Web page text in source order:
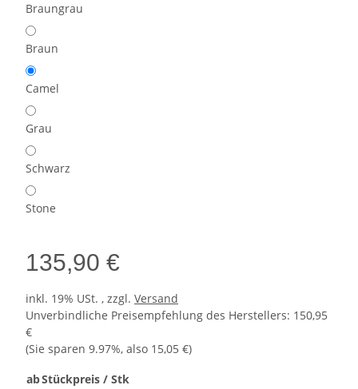
Braungrau
Braun
Camel
Grau
Schwarz
Stone
135,90 €
inkl. 19% USt. , zzgl. Versand
Unverbindliche Preisempfehlung des Herstellers: 150,95
€
(Sie sparen 9.97%, also 15,05 €)
abStückpreis / Stk